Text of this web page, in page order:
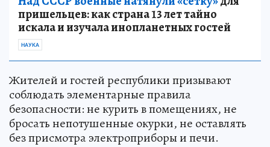
пришельцев: как страна 13 лет тайно
искала и изучала инопланетных гостей
НАУКА
Жителей и гостей республики призывают
соблюдать элементарные правила
безопасности: не курить в помещениях, не
бросать непотушенные окурки, не оставлять
без присмотра электроприборы и печи.